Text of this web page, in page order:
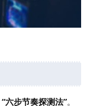
“六步节奏探测法”。